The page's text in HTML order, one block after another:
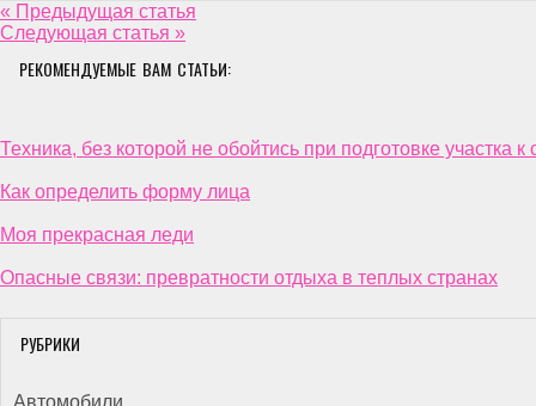
« Предыдущая статья
Следующая статья »
РЕКОМЕНДУЕМЫЕ ВАМ СТАТЬИ:
Техника, без которой не обойтись при подготовке участка к
Как определить форму лица
Моя прекрасная леди
Опасные связи: превратности отдыха в теплых странах
РУБРИКИ
Автомобили